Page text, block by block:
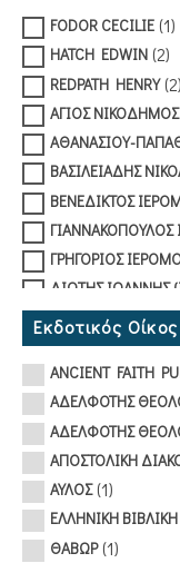
FODOR CECILIE (1)
HATCH EDWIN (2)
REDPATH HENRY(2)
ΑΓΙΟΣ ΝΙΚΟΔΗΜΟΣ
ΑΘΑΝΑΣΙΟΥ-
ΒΑΣΙΛΕΙΑΔΗΣ
ΒΕΝΕΔΙΚΤΟΣ
ΓΙΑΝΝΑΚΟΠΟΥΛΟΣ
ΓΡΗΓΟΡΙΟΣ
ΔΙΩΤΗΣ ΙΩΑΝΝΗΣ
ΔΟΜΟΥΧΤΣΗΣ
ΖΙΓΑΒΗΝΟΣ
ΚΩΝΣΤΑΝΤΙΝΟΥ
ΜΑΚΡΗΣ ΝΙΚΟΣ(1)
ΜΑΝΙΑ ΒΙΟΛΕΤΤΑ
ΜΑΥΡΟΠΟΥΛΟΣ
ΜΟΥΣΤΑΚΗΣ
ΜΠΑΚΟΓΙΑΝΝΗΣ
ΜΠΙΛΑΛΗΣ
Εκδοτικός Οίκος
ANCIENT FAITH
ΑΔΕΛΦΟΤΗΣ
ΑΔΕΛΦΟΤΗΣ
ΑΠΟΣΤΟΛΙΚΗ
ΑΥΛΟΣ(1)
ΕΛΛΗΝΙΚΗ ΒΙΒΛΙΚΗ
ΘΑΒΩΡ(1)